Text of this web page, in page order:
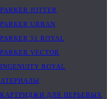
PARKER JOTTER
PARKER URBAN
PARKER 51 ROYAL
PARKER VECTOR
INGENUITY ROYAL
КАРТРИДЖИ ДЛЯ ПЕРЬЕВЫХ